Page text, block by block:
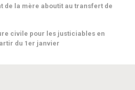
de la mère aboutit au transfert de
civile pour les justiciables en
du 1er janvier
CHAMBLY (60230)